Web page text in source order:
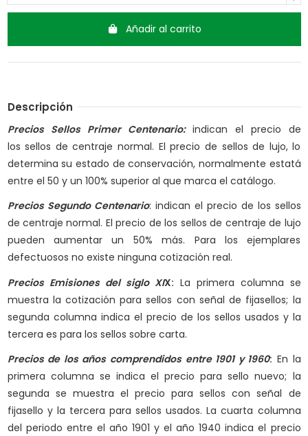
Añadir al carrito
Descripción
Precios Sellos Primer Centenario: indican el precio de
los sellos de centraje normal. El precio de sellos de lujo, lo
determina su estado de conservación, normalmente estatá
entre el 50 y un 100% superior al que marca el catálogo.
Precios Segundo Centenario: indican el precio de los sellos
de centraje normal. El precio de los sellos de centraje de lujo
pueden aumentar un 50% más. Para los ejemplares
defectuosos no existe ninguna cotización real.
Precios Emisiones del siglo XIX: La primera columna se
muestra la cotización para sellos con señal de fijasellos; la
segunda columna indica el precio de los sellos usados y la
tercera es para los sellos sobre carta.
Precios de los años comprendidos entre 1901 y 1960: En la
primera columna se indica el precio para sello nuevo; la
segunda se muestra el precio para sellos con señal de
fijasello y la tercera para sellos usados. La cuarta columna
del periodo entre el año 1901 y el año 1940 indica el precio